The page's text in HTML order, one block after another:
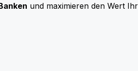
und maximieren den Wert